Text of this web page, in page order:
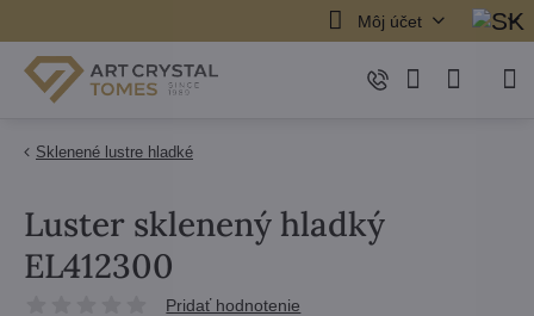
Môj účet
Sklenené lustre hladké
Luster sklenený hladký
EL412300
Pridať hodnotenie